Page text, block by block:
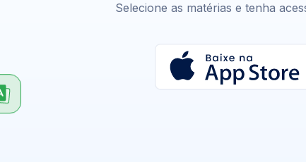
Selecione as matérias e tenha